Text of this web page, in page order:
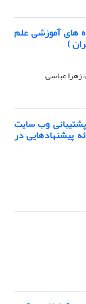
های آموزشی علم
)
زهرا عباسی
وب سایت
پیشنهادهایی در